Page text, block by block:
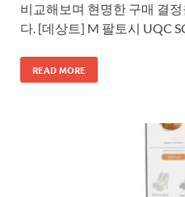
비교해보며 현명한 구매 결
다. [데상트] M 팔토시 UQC
READ MORE